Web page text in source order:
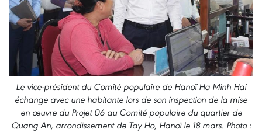
Le vice-président du Comité populaire de Hanoï Ha Minh Hai
échange avec une habitante lors de son inspection de la mise
en œuvre du Projet 06 au Comité populaire du quartier de
Quang An, arrondissement de Tay Ho, Hanoï le 18 mars. Photo :